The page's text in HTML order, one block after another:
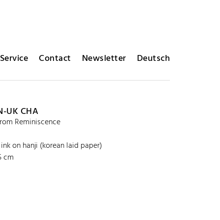
Contact Newsletter Deutsch
UK CHA
Reminiscence
on hanji (korean laid paper)
cm